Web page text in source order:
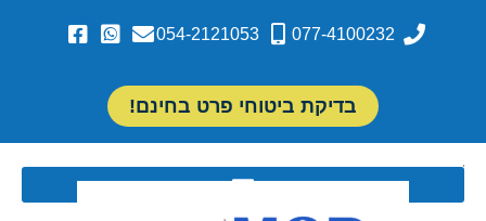
077-4100232
054-2121053
בדיקת ביטוחי פרט בחינם!